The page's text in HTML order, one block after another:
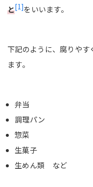
と[1]をいいます。
下記のように、腐りや
ます。
弁当
調理パン
惣菜
生菓子
生めん類 など